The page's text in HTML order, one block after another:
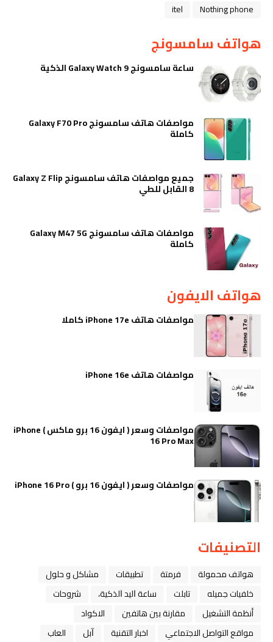
Nothing phone
itel
هواتف سامسونج
ساعة سامسونج Galaxy Watch 9 الذكية
مواصفات هاتف سامسونج Galaxy F70 Pro
كاملة
جميع مواصفات هاتف سامسونج Galaxy Z Flip
8 القابل للطي
مواصفات هاتف سامسونج Galaxy M47 5G
كاملة
هواتف الايفون
مواصفات هاتف iPhone 17e كاملا
مواصفات هاتف iPhone 16e
مواصفات وسعر ( ايفون 16 برو ماكس ) iPhone
16 Pro Max
مواصفات وسعر ( ايفون 16 برو ) iPhone 16 Pro
التصنيفات
هواتف محمولة فرمتة تطبيقات
مشاكل و حلول
خلفيات جميله
تابلت ﺳﺎﻋﺔ ﺍﻟﻴﺪ ﺍﻟﺬﻛﻴﺔ،
شروحات
أنظمة التشغيل
مقارنة بين هاتفين
الاكواد
مواقع التواصل الاجتماعي
اخبار التقنية ﺁﺑﻞ
العاب